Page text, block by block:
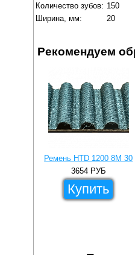
Количество зубов: 150
Ширина, мм:
20
Рекомендуем
Ремень HTD 1200 8M 30
3654 РУБ
Купить